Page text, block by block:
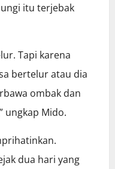
itu terjebak
Tapi karena
bertelur atau dia
ombak dan
ungkap Mido.
dua hari yang